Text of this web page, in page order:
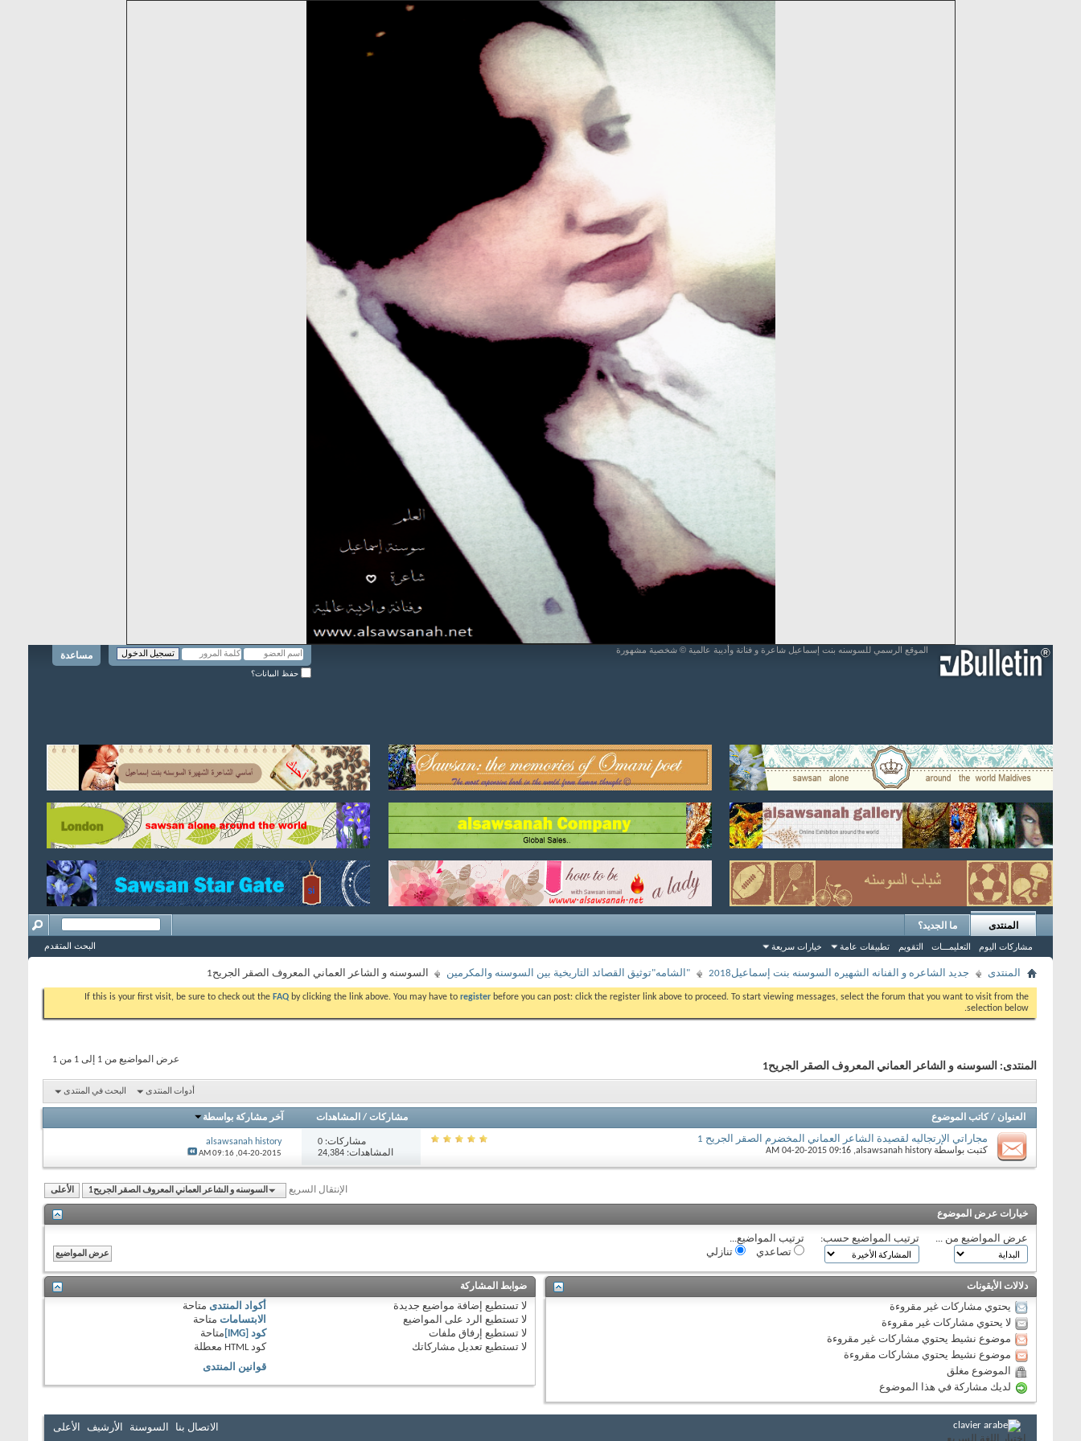
مساعدة
حفظ البيانات؟
الموقع الرسمي للسوسنه بنت إسماعيل شاعرة و فنانة وأديبة عالمية © شخصية مشهورة
المنتدى
مشاركات اليوم التعليمـــات التقويم تطبيقات عامة خيارات سريعة
ما الجديد؟
البحث المتقدم
المنتدى جديد الشاعره و الفنانه الشهيره السوسنه بنت إسماعيل2018 "الشامه"توثيق القصائد التاريخية بين السوسنه والمكرمين السوسنه و الشاعر العماني المعروف الصقر الجريح1
If this is your first visit, be sure to check out the FAQ by clicking the link above. You may have to register before you can post: click the register link above to proceed. To start viewing messages, select the forum that you want to visit from the
selection below.
عرض المواضيع من 1 إلى 1 من 1
المنتدى: السوسنه و الشاعر العماني المعروف الصقر الجريح1
أدوات المنتدى البحث في المنتدى
العنوان / كاتب الموضوع مشاركات / المشاهدات آخر مشاركة بواسطة
مجاراتي الإرتجاليه لقصيدة الشاعر العماني المخضرم الصقر الجريح 1
كتبت بواسطةalsawsanah history
‏, 04-20-2015 09:16 AM
مشاركات:0
المشاهدات: 24,384
alsawsanah history
04-20-2015,
09:16 AM
الإنتقال السريع السوسنه و الشاعر العماني المعروف الصقر الجريح1 الأعلى
خيارات عرض الموضوع
عرض المواضيع من ... ترتيب المواضيع حسب:
ترتيب المواضيع...
تصاعدي
تنازلي
دلالات الأيقونات
يحتوي مشاركات غير مقروءة
لا يحتوي مشاركات غير مقروءة
موضوع نشيط يحتوي مشاركات غير مقروءة
موضوع نشيط يحتوي مشاركات مقروءة
الموضوع مغلق
لديك مشاركة في هذا الموضوع
ضوابط المشاركة
لا تستطيع إضافة مواضيع جديدة
لا تستطيع الرد على المواضيع
لا تستطيع إرفاق ملفات
لا تستطيع تعديل مشاركاتك
أكواد المنتدى متاحة
الابتسامات متاحة
كود [IMG]
متاحة
كود HTML
معطلة
قوانين المنتدى
الاتصال بنا السوسنة الأرشيف الأعلى